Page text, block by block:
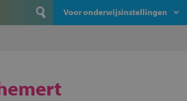
Voor onderwijsinstellingen